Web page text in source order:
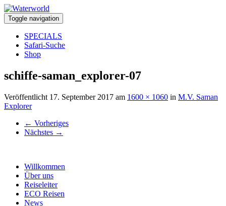
Toggle navigation
SPECIALS
Safari-Suche
Shop
schiffe-saman_explorer-07
Veröffentlicht 17. September 2017 am 1600 × 1060 in M.V. Saman
Explorer
← Vorheriges
Nächstes →
Willkommen
Über uns
Reiseleiter
ECO Reisen
News